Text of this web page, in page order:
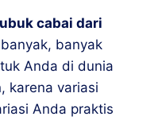
cabai dari
banyak
Anda di dunia
karena variasi
Anda praktis